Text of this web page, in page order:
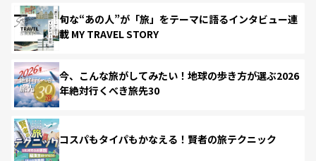
旬な“あの人”が「旅」をテーマに語るインタビュー連
載 MY TRAVEL STORY
今、こんな旅がしてみたい！地球の歩き方が選ぶ2026
年絶対行くべき旅先30
コスパもタイパもかなえる！賢者の旅テクニック